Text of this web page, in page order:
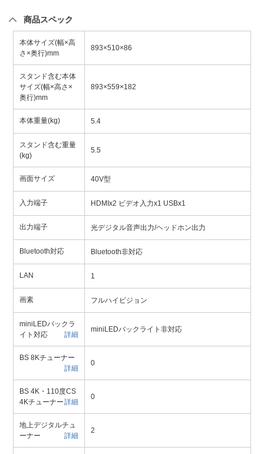
商品スペック
本体サイズ(幅×高
さ×奥行)mm
893×510×86
スタンド含む本体
サイズ(幅×高さ×
奥行)mm
893×559×182
本体重量(kg) 5.4
スタンド含む重量
(kg)
5.5
画面サイズ 40V型
入力端子 HDMIx2 ビデオ入力x1 USBx1
出力端子 光デジタル音声出力/ヘッドホン出力
Bluetooth対応 Bluetooth非対応
LAN 1
画素 フルハイビジョン
miniLEDバックラ
イト対応
詳細
miniLEDバックライト非対応
BS 8Kチューナー
詳細
0
BS 4K・110度CS
4Kチューナー詳細
0
地上デジタルチュ
ーナー
詳細
2